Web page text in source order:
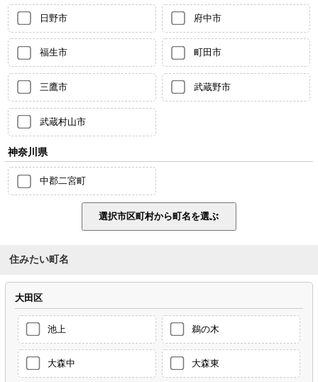
日野市 府中市
福生市 町田市
三鷹市 武蔵野市
武蔵村山市
神奈川県
中郡二宮町
住みたい町名
大田区
池上 鵜の木
大森中 大森東